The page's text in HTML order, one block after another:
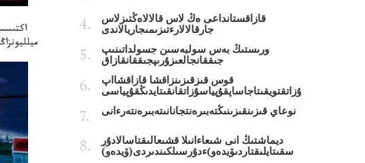
قازاقستانداعى ەڭ لاس قالالاەڭتىزلاس
جارقالالارءتىزىمىجاريالاندى
ورىستىڭ بەس سولبەسىن جسولداتىنىپ
جىققانجالعىزۇرىپجىققانقازاق
قوس قىزقىزىنزاقشا قازاقشااپ
ۇزاتقتويقىتاجاساپقۇپياسۇزاتقانقىتايدىڭقۇپياسى
نوعاي قىزىنقىزىنىڭتەبىرەنتجانانىتەبىرەنتەرءانى
ديماشتىڭ انى شىعاءانىلا قشىعالىقتاسالادۇر
سقىتايلىقتاردىۆيدەو)ءدۇرسىلكىندىردى(ۆيدەو)